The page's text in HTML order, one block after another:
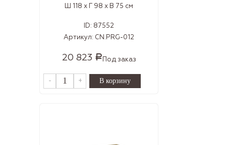
Ш 118 x Г 98 x В 75 см
ID: 87552
Артикул: CN.PRG-012
20 823 Р Под заказ
- +